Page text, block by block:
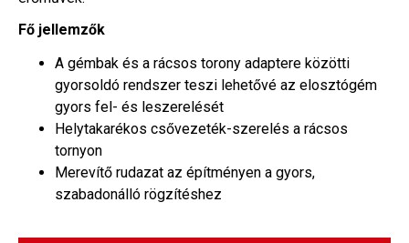
Fő jellemzők
A gémbak és a rácsos torony adaptere közötti
gyorsoldó rendszer teszi lehetővé az elosztógém
gyors fel- és leszerelését
Helytakarékos csővezeték-szerelés a rácsos
tornyon
Merevítő rudazat az építményen a gyors,
szabadonálló rögzítéshez